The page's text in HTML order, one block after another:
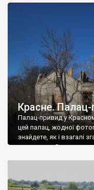
Красне.
Палац-привид у
цей палац, жодної
знайдете, як і взагалі
мешканець